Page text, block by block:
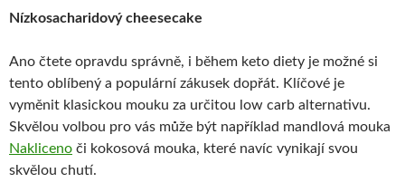
Nízkosacharidový cheesecake
Ano čtete opravdu správně, i během keto diety je možné si
tento oblíbený a populární zákusek dopřát. Klíčové je
vyměnit klasickou mouku za určitou low carb alternativu.
Skvělou volbou pro vás může být například mandlová mouka
Nakliceno či kokosová mouka, které navíc vynikají svou
skvělou chutí.